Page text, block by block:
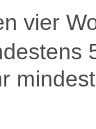
vier